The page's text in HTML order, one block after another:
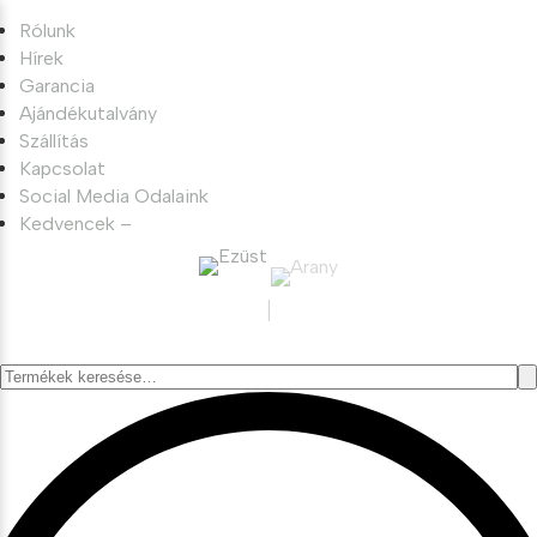
Rólunk
Hírek
Garancia
Ajándékutalvány
Szállítás
Kapcsolat
Social Media Odalaink
Kedvencek –
Keresés
következőre: